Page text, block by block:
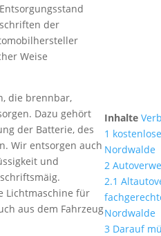
der
Weise
die brennbar,
Dazu gehört
der Batterie, des
Wir entsorgen auch
und
Lichtmaschine für
aus dem Fahrzeug
Inhalte
1
Nordwalde
2
2.1
Nordwalde
3 Darauf